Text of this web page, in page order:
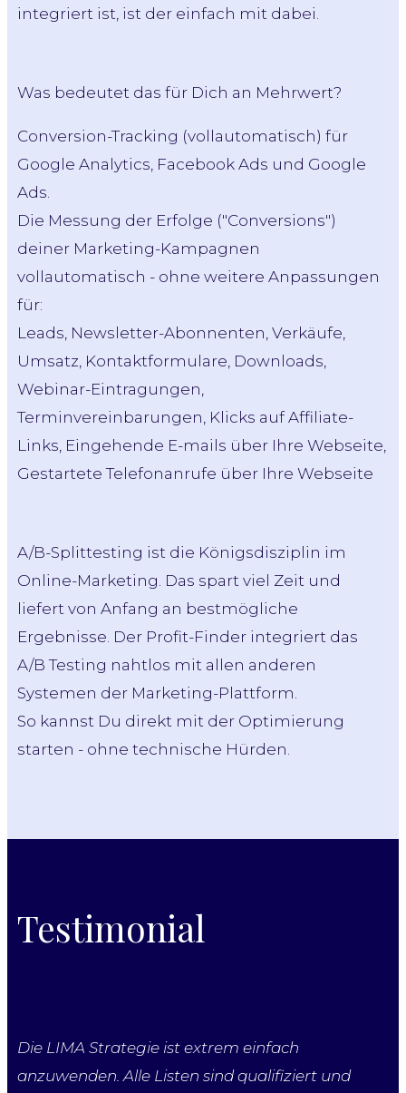
integriert ist, ist der einfach mit dabei.
Was bedeutet das für Dich an Mehrwert?
Conversion-Tracking (vollautomatisch) für
Google Analytics, Facebook Ads und Google
Ads.
Die Messung der Erfolge ("Conversions")
deiner Marketing-Kampagnen
vollautomatisch - ohne weitere Anpassungen
für:
Leads, Newsletter-Abonnenten, Verkäufe,
Umsatz, Kontaktformulare, Downloads,
Webinar-Eintragungen,
Terminvereinbarungen, Klicks auf Affiliate-
Links, Eingehende E-mails über Ihre Webseite,
Gestartete Telefonanrufe über Ihre Webseite
A/B-Splittesting ist die Königsdisziplin im
Online-Marketing. Das spart viel Zeit und
liefert von Anfang an bestmögliche
Ergebnisse. Der Profit-Finder integriert das
A/B Testing nahtlos mit allen anderen
Systemen der Marketing-Plattform.
So kannst Du direkt mit der Optimierung
starten - ohne technische Hürden.
Testimonial
Die LIMA Strategie ist extrem einfach
anzuwenden. Alle Listen sind qualifiziert und